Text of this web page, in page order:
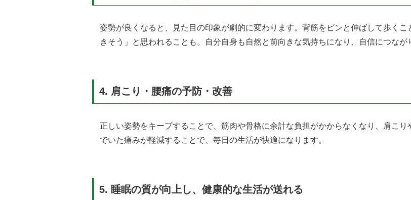
姿勢が良くなると、見た目の印象が劇的に変わります。背筋をピンと伸ばして歩く
きそう」と思われることも。自分自身も自然と前向きな気持ちになり、自信につなが
4. 肩こり・腰痛の予防・改善
正しい姿勢をキープすることで、筋肉や骨格に余計な負担がかからなくなり、肩こ
でいた痛みが軽減することで、毎日の生活が快適になります。
5. 睡眠の質が向上し、健康的な生活が送れる